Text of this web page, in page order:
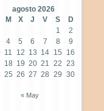
agosto 2026
M X J V S
D
1
2
4 5 6 7 8
9
11 12 13 14 15
16
18 19 20 21 22 23
25 26 27 28 29 30
« May